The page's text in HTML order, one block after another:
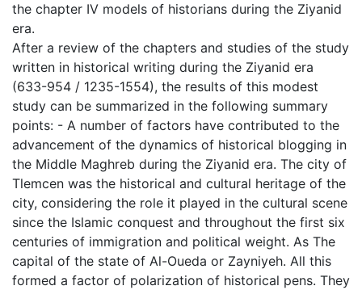
the chapter IV models of historians during the Ziyanid
era.
After a review of the chapters and studies of the study
written in historical writing during the Ziyanid era
(633-954 / 1235-1554), the results of this modest
study can be summarized in the following summary
points: - A number of factors have contributed to the
advancement of the dynamics of historical blogging in
the Middle Maghreb during the Ziyanid era. The city of
Tlemcen was the historical and cultural heritage of the
city, considering the role it played in the cultural scene
since the Islamic conquest and throughout the first six
centuries of immigration and political weight. As The
capital of the state of Al-Oueda or Zayniyeh. All this
formed a factor of polarization of historical pens. They